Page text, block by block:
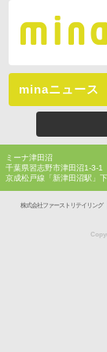
minaニュース
ミーナ津田沼
千葉県習志野市津田沼1-3-1
京成松戸線「新津田沼駅」
株式会社ファーストリテイリング｜